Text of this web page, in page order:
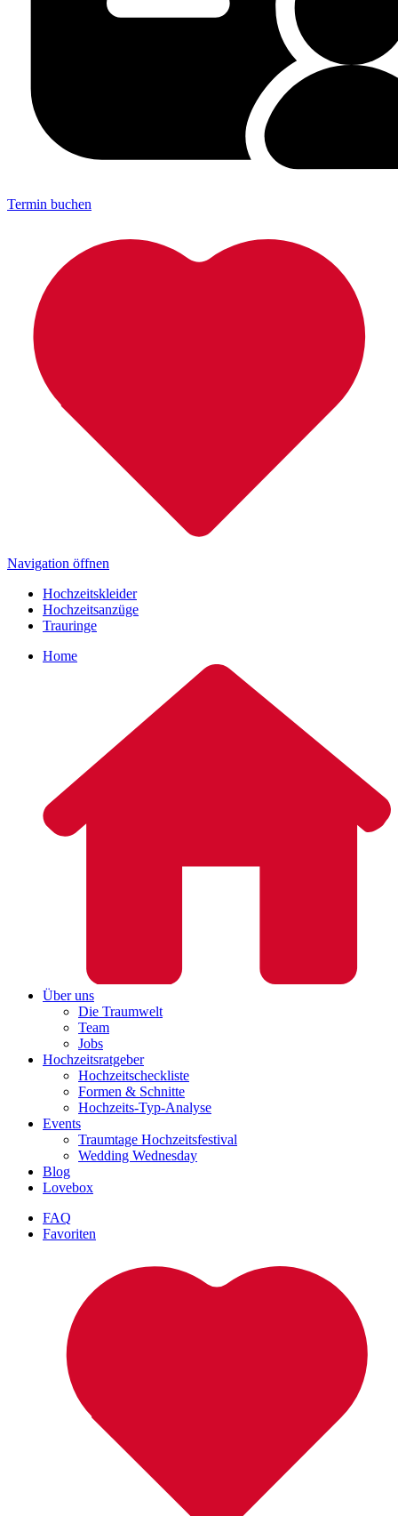
Termin buchen
Navigation öffnen
Hochzeitskleider
Hochzeitsanzüge
Trauringe
Home
Über uns
Die Traumwelt
Team
Jobs
Hochzeitsratgeber
Hochzeitscheckliste
Formen & Schnitte
Hochzeits-Typ-Analyse
Events
Traumtage Hochzeitsfestival
Wedding Wednesday
Blog
Lovebox
FAQ
Favoriten